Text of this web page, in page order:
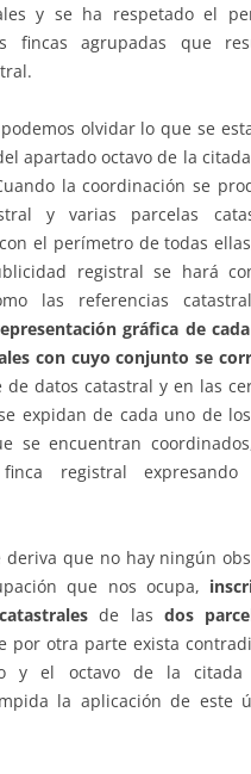
y se ha respetado el
fincas agrupadas que
olvidar lo que se
apartado octavo de la
la coordinación se
y varias parcelas
el perímetro de todas
registral se hará
las referencias
epresentación gráfica de
con cuyo conjunto se
de datos catastral y en las
expidan de cada uno de
se encuentran
registral expresando
deriva que no hay ningún
que nos ocupa,
de las dos
por otra parte exista
y el octavo de la citada
la aplicación de este